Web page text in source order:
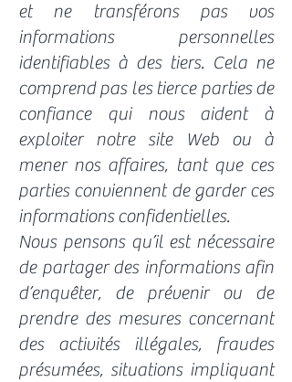
et ne transférons pas vos
informations personnelles
identifiables à des tiers. Cela ne
comprend pas les tierce parties de
confiance qui nous aident à
exploiter notre site Web ou à
mener nos affaires, tant que ces
parties conviennent de garder ces
informations confidentielles.
Nous pensons qu’il est nécessaire
de partager des informations afin
d’enquêter, de prévenir ou de
prendre des mesures concernant
des activités illégales, fraudes
présumées, situations impliquant